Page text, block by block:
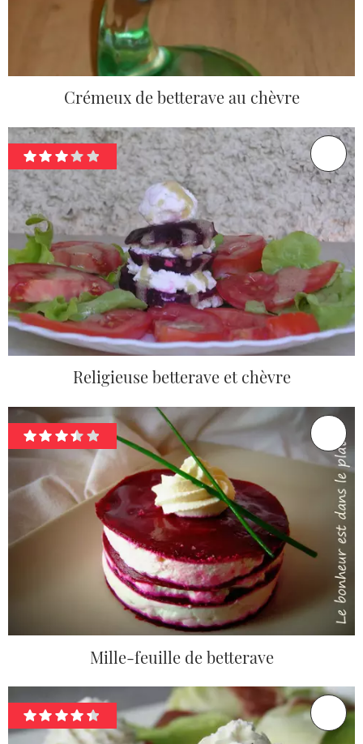
Crémeux de betterave au chèvre
Religieuse betterave et chèvre
Mille-feuille de betterave